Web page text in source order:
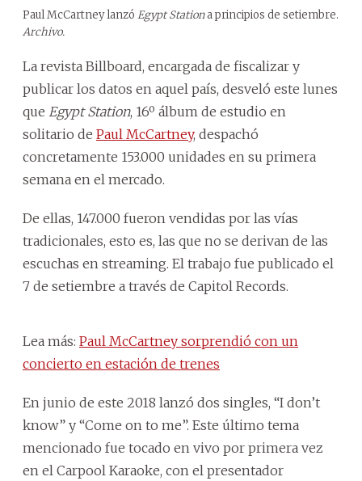
Paul McCartney lanzó Egypt Stationa principios de setiembre.
Archivo.
La revista Billboard, encargada de fiscalizar y
publicar los datos en aquel país, desveló este lunes
que Egypt Station, 16º álbum de estudio en
solitario de Paul McCartney, despachó
concretamente 153.000 unidades en su primera
semana en el mercado.
De ellas, 147.000 fueron vendidas por las vías
tradicionales, esto es, las que no se derivan de las
escuchas en streaming. El trabajo fue publicado el
7 de setiembre a través de Capitol Records.
Lea más: Paul McCartney sorprendió con un
concierto en estación de trenes
En junio de este 2018 lanzó dos singles, “I don’t
know” y “Come on to me”. Este último tema
mencionado fue tocado en vivo por primera vez
en el Carpool Karaoke, con el presentador